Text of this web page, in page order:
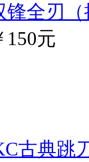
锋全刃
150元
古典跳